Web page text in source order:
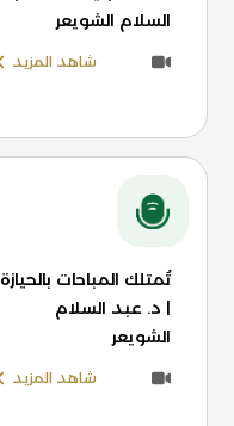
السلام الشويعر
شاهد المزيد
تُمتلك المباحات بالحيازة
| د. عبد السلام
الشويعر
شاهد المزيد